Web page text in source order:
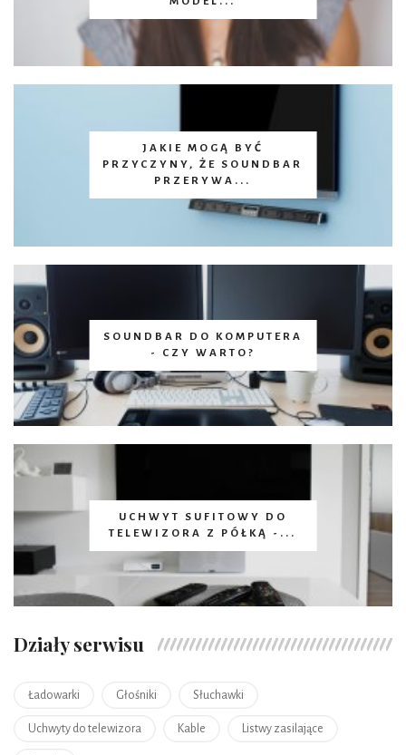
JAKIE MOGĄ BYĆ
PRZYCZYNY, ŻE SOUNDBAR
PRZERYWA...
SOUNDBAR DO KOMPUTERA
- CZY WARTO?
UCHWYT SUFITOWY DO
TELEWIZORA Z PÓŁKĄ -...
Działy serwisu
Ładowarki Głośniki Słuchawki
Uchwyty do telewizora Kable Listwy zasilające